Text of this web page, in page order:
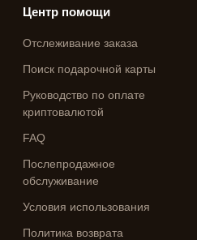
Центр помощи
Отслеживание заказа
Поиск подарочной карты
Руководство по оплате
криптовалютой
FAQ
Послепродажное
обслуживание
Условия использования
Политика возврата